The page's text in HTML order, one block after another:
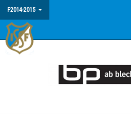
F2014-2015
HEM